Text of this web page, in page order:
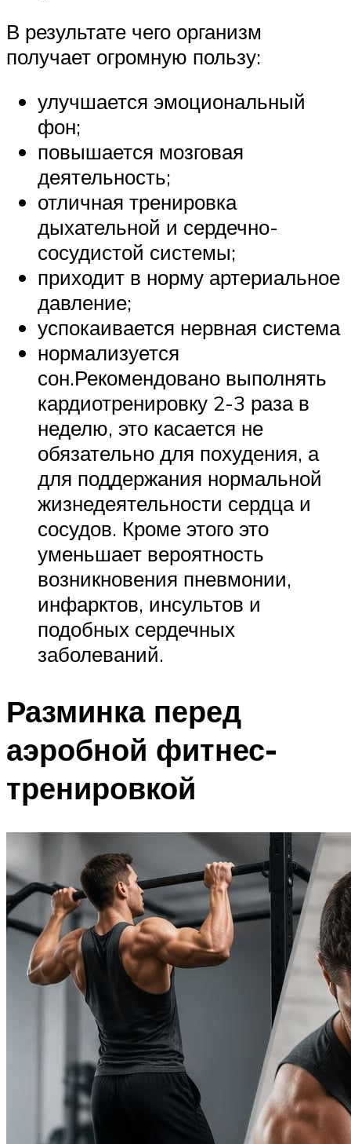
В результате чего организм
получает огромную пользу:
улучшается эмоциональный
фон;
повышается мозговая
деятельность;
отличная тренировка
дыхательной и сердечно-
сосудистой системы;
приходит в норму артериальное
давление;
успокаивается нервная система
нормализуется
сон.Рекомендовано выполнять
кардиотренировку 2-3 раза в
неделю, это касается не
обязательно для похудения, а
для поддержания нормальной
жизнедеятельности сердца и
сосудов. Кроме этого это
уменьшает вероятность
возникновения пневмонии,
инфарктов, инсультов и
подобных сердечных
заболеваний.
Разминка перед
аэробной фитнес-
тренировкой